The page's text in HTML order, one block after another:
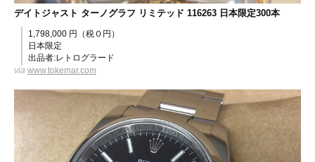
デイトジャスト ターノグラフ リミテッド 116263 日本限定300本
1,798,000 円（税０円）
日本限定
出品者:レトログラード
via www.tokemar.com